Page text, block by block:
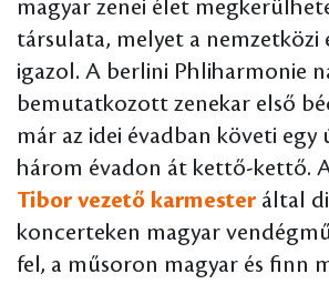
magyar zenei élet
társulata, melyet a nemzetközi
igazol. A berlini Phliharmonie
bemutatkozott zenekar első
már az idei évadban követi egy
három évadon át kettő-kettő.
Tibor vezető karmester által
koncerteken magyar
fel, a műsoron magyar és finn